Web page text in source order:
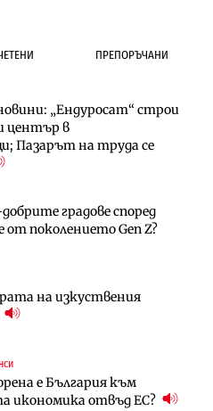
ПРЕПОРЪЧАНИ
„Ендуросат“ строи
център в
Пазарът на труда се
градове според
поколението Gen Z?
на изкуствения
е България към
икономика отвъд ЕС?
избра изпълнител за
на трамвайното
„Скобелев“
ще строи огромен
и отбранителен център в
ТЕЦ „Марица изток 2“
е намалял, че големи
да се откажат
Google
избра изпълнител за
на трамвайното
„Скобелев“
ТЕЦ „Марица изток 2“
ще строи огромен
и отбранителен център в
да отпадне забраната
дизел и керосин